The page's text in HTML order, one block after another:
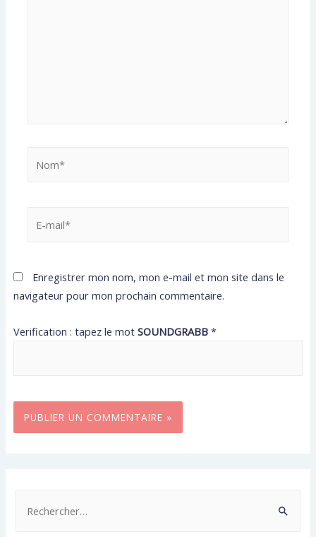
Enregistrer mon nom, mon e-mail et mon site dans le
navigateur pour mon prochain commentaire.
Verification : tapez le motSOUNDGRABB *